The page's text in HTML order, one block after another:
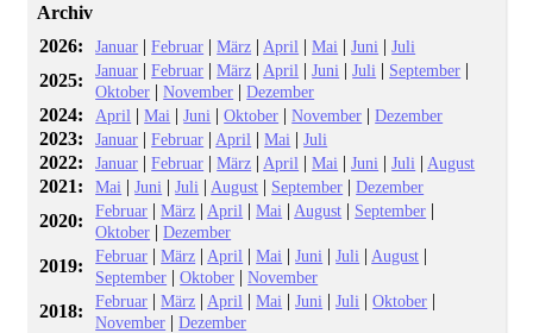
Archiv
2026:
Januar |Februar |März | April |Mai |Juni |Juli
2025: Januar |Februar |März | April |Juni |Juli | September |
Oktober |November |Dezember
2024: April |Mai |Juni |Oktober |November |Dezember
2023: Januar |Februar | April |Mai |Juli
2022: Januar |Februar |März | April |Mai |Juni |Juli | August
2021: Mai |Juni |Juli | August | September |Dezember
2020: Februar |März | April |Mai | August | September |
Oktober |Dezember
2019: Februar |März | April |Mai |Juni |Juli | August |
September |Oktober |November
2018: Februar |März | April |Mai |Juni |Juli |Oktober |
November |Dezember